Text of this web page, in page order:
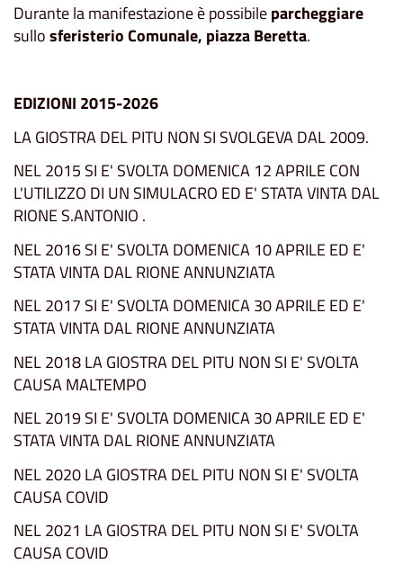
Durante la manifestazione è possibileparcheggiare
sullosferisterio Comunale, piazza Beretta.
EDIZIONI 2015-2026
LA GIOSTRA DEL PITU NON SI SVOLGEVA DAL 2009.
NEL 2015 SI E' SVOLTA DOMENICA 12 APRILE CON
L'UTILIZZO DI UN SIMULACRO ED E' STATA VINTA DAL
RIONE S.ANTONIO .
NEL 2016 SI E' SVOLTA DOMENICA 10 APRILE ED E'
STATA VINTA DAL RIONE ANNUNZIATA
NEL 2017 SI E' SVOLTA DOMENICA 30 APRILE ED E'
STATA VINTA DAL RIONE ANNUNZIATA
NEL 2018 LA GIOSTRA DEL PITU NON SI E' SVOLTA
CAUSA MALTEMPO
NEL 2019 SI E' SVOLTA DOMENICA 30 APRILE ED E'
STATA VINTA DAL RIONE ANNUNZIATA
NEL 2020 LA GIOSTRA DEL PITU NON SI E' SVOLTA
CAUSA COVID
NEL 2021 LA GIOSTRA DEL PITU NON SI E' SVOLTA
CAUSA COVID